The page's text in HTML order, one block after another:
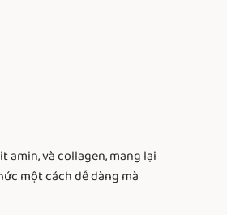
và collagen, mang lại
một cách dễ dàng mà